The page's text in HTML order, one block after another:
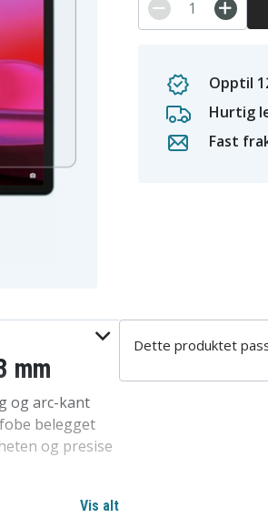
Opptil
Hurtig
Fast
mm
og arc-kant
belegget
og presise
Vis alt
Dette produktet